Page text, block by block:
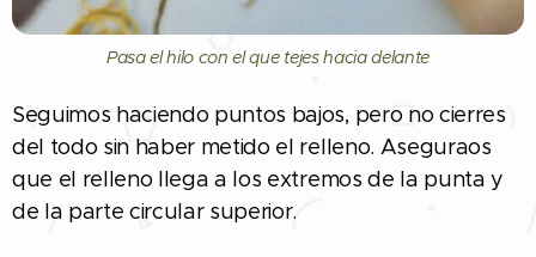
Pasa el hilo con el que tejes hacia delante
Seguimos haciendo puntos bajos, pero no cierres
del todo sin haber metido el relleno. Aseguraos
que el relleno llega a los extremos de la punta y
de la parte circular superior.